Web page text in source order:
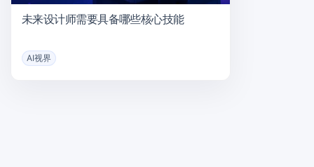
未来设计师需要具备哪些核心技能
AI视界